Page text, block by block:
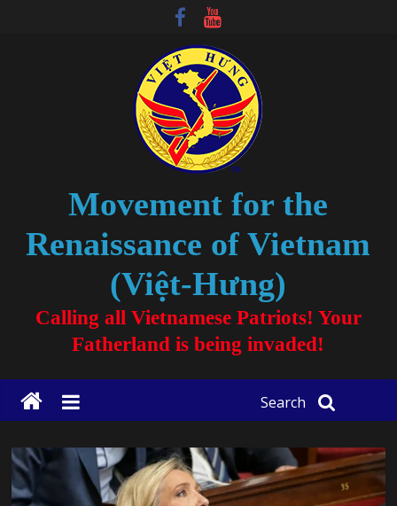
Movement for the
Renaissance of Vietnam
(Việt-Hưng)
Calling all Vietnamese Patriots! Your
Fatherland is being invaded!
Search